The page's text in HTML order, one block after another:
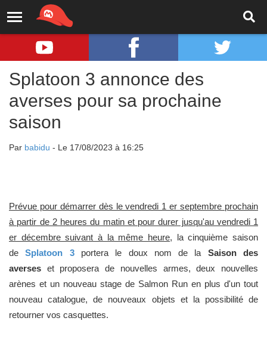
Splatoon 3 annonce des
averses pour sa prochaine
saison
Par babidu - Le 17/08/2023 à 16:25
Prévue pour démarrer dès le vendredi 1 er septembre prochain
à partir de 2 heures du matin et pour durer jusqu'au vendredi 1
er décembre suivant à la même heure, la cinquième saison
deSplatoon 3 portera le doux nom de la Saison des
averses et proposera de nouvelles armes, deux nouvelles
arènes et un nouveau stage de Salmon Run en plus d'un tout
nouveau catalogue, de nouveaux objets et la possibilité de
retourner vos casquettes.